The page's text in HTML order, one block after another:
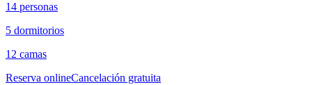
14 personas
5 dormitorios
12 camas
Reserva onlineCancelación gratuita